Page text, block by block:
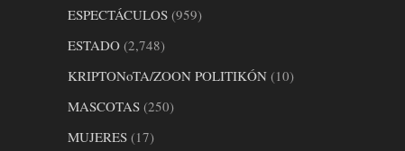
ESPECTÁCULOS(959)
ESTADO(2,748)
KRIPTONoTA/ZOON POLITIKÓN(10)
MASCOTAS(250)
MUJERES(17)